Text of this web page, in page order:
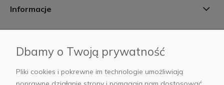
Informacje
AB Foto
Dbamy o Twoją prywatność
Pliki cookies i pokrewne im technologie umożliwiają